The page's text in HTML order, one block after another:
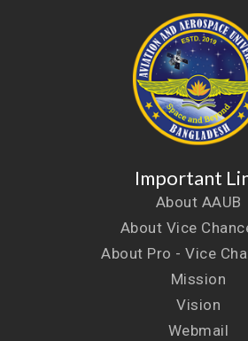
Important
About AAUB
About Vice
About Pro - Vice
Mission
Vision
Webmail